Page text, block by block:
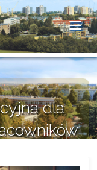
dla